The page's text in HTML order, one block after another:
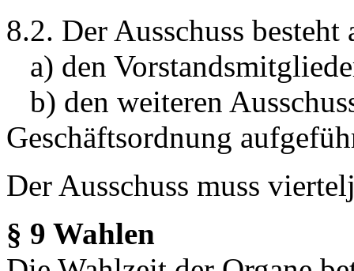
8.2. Der Ausschuss besteht
a) den
b) den weiteren
Geschäftsordnung
Der Ausschuss muss
§ 9 Wahlen